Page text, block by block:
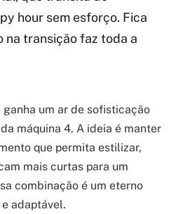
hour sem esforço. Fica
na transição faz toda a
um ar de sofisticação
máquina 4. A ideia é manter
que permita estilizar,
mais curtas para um
combinação é um eterno
adaptável.